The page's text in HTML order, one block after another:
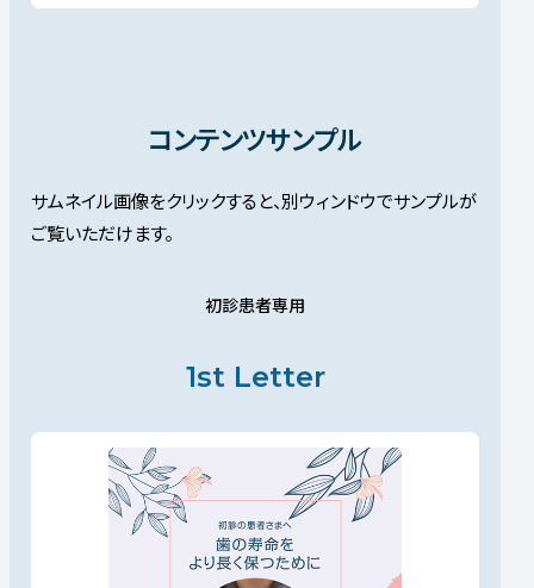
コンテンツサンプル
サムネイル画像をクリックすると、別ウィンドウでサンプルが
ご覧いただけます。
初診患者専用
1st Letter